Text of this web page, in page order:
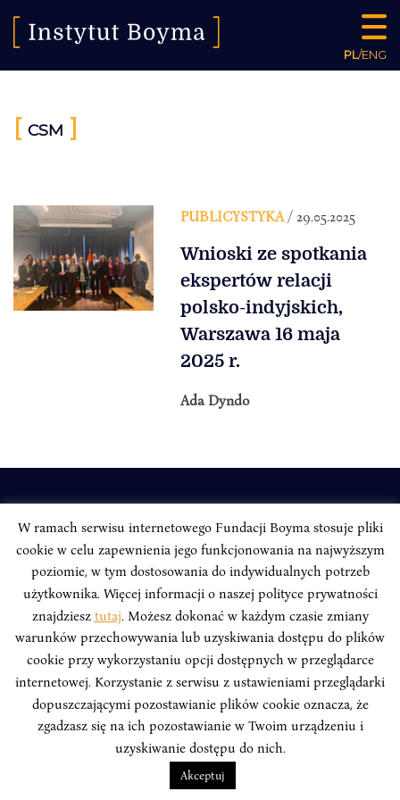
PL/ENG
[ CSM ]
PUBLICYSTYKA/ 29.05.2025
Wnioski ze spotkania
ekspertów relacji
polsko-indyjskich,
Warszawa 16 maja
2025 r.
Ada Dyndo
INSTYTUT BOYMA / Asian Century
Adres korespondencyjny: ul. Freta 11/5, 00-027 Warszawa
Odwiedź nas w mediach społecznościowych:
INSTYTUT BOYMA. WSZELKIE PRAWA ZASTRZEŻONE.
Polityka
Prywatności Serwisu
Polityka Prywatności Fundacji
design Beata Świerczyńska, developmentAlan Głodek
W ramach serwisu internetowego Fundacji Boyma stosuje pliki
cookie w celu zapewnienia jego funkcjonowania na najwyższym
poziomie, w tym dostosowania do indywidualnych potrzeb
użytkownika. Więcej informacji o naszej polityce prywatności
znajdziesz tutaj. Możesz dokonać w każdym czasie zmiany
warunków przechowywania lub uzyskiwania dostępu do plików
cookie przy wykorzystaniu opcji dostępnych w przeglądarce
internetowej. Korzystanie z serwisu z ustawieniami przeglądarki
dopuszczającymi pozostawianie plików cookie oznacza, że
zgadzasz się na ich pozostawianie w Twoim urządzeniu i
uzyskiwanie dostępu do nich.
Akceptuj